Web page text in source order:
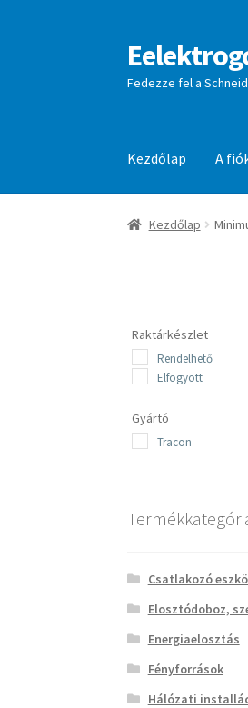
Ugrás
a
navigációhoz
Kilépés
a
tartalomba
Fedezze fel a
Kezdőlap A
Kezdőlap A fiókom
Kezdőlap
Raktárkészlet
Rendelhető
Elfogyott
Gyártó
Tracon
Csatlakozó
Elosztódoboz,
Energiaelosztás
Fényforrások
Hálózati